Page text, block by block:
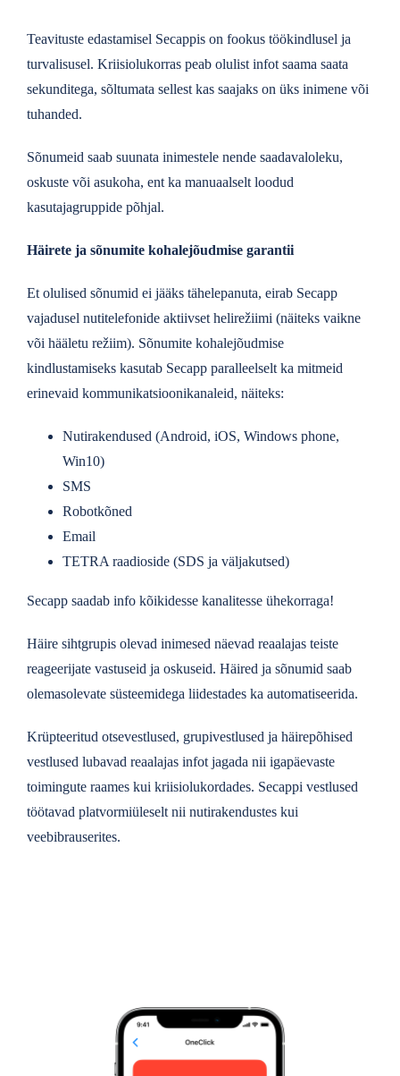
Teavituste edastamisel Secappis on fookus töökindlusel ja
turvalisusel. Kriisiolukorras peab olulist infot saama saata
sekunditega, sõltumata sellest kas saajaks on üks inimene või
tuhanded.
Sõnumeid saab suunata inimestele nende saadavaloleku,
oskuste või asukoha, ent ka manuaalselt loodud
kasutajagruppide põhjal.
Häirete ja sõnumite kohalejõudmise garantii
Et olulised sõnumid ei jääks tähelepanuta, eirab Secapp
vajadusel nutitelefonide aktiivset helirežiimi (näiteks vaikne
või hääletu režiim). Sõnumite kohalejõudmise
kindlustamiseks kasutab Secapp paralleelselt ka mitmeid
erinevaid kommunikatsioonikanaleid, näiteks:
Nutirakendused (Android, iOS, Windows phone,
Win10)
SMS
Robotkõned
Email
TETRA raadioside (SDS ja väljakutsed)
Secapp saadab info kõikidesse kanalitesse ühekorraga!
Häire sihtgrupis olevad inimesed näevad reaalajas teiste
reageerijate vastuseid ja oskuseid. Häired ja sõnumid saab
olemasolevate süsteemidega liidestades ka automatiseerida.
Krüpteeritud otsevestlused, grupivestlused ja häirepõhised
vestlused lubavad reaalajas infot jagada nii igapäevaste
toimingute raames kui kriisiolukordades. Secappi vestlused
töötavad platvormiüleselt nii nutirakendustes kui
veebibrauserites.